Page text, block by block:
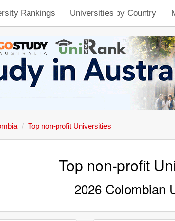
Rankings Universities by Country
Top non-profit Universities
Top non-profit
2026 Colombian